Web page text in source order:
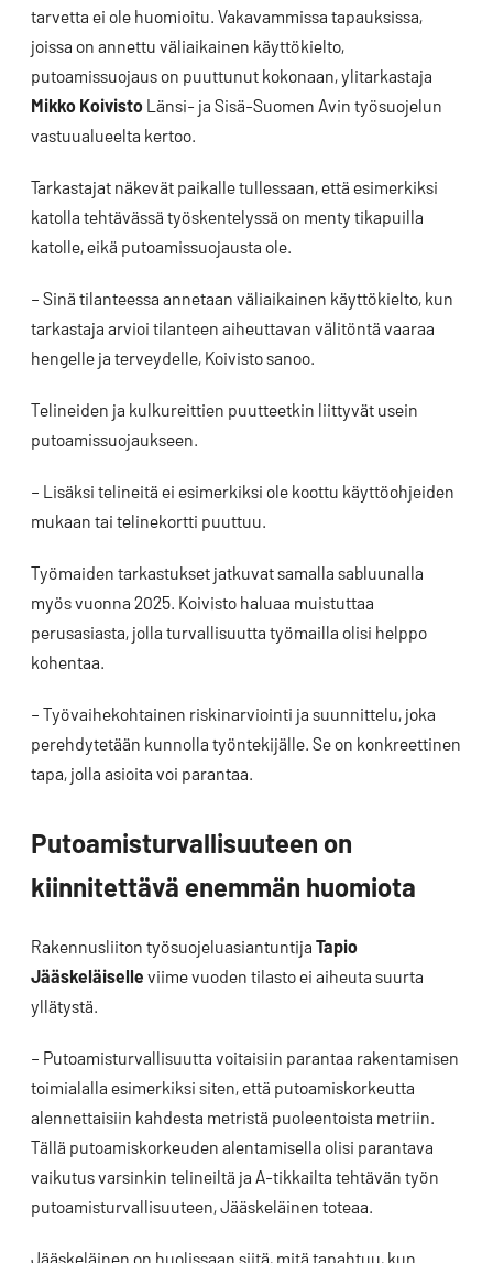
tarvetta ei ole huomioitu. Vakavammissa tapauksissa,
joissa on annettu väliaikainen käyttökielto,
putoamissuojaus on puuttunut kokonaan, ylitarkastaja
Mikko Koivisto Länsi- ja Sisä-Suomen Avin työsuojelun
vastuualueelta kertoo.
Tarkastajat näkevät paikalle tullessaan, että esimerkiksi
katolla tehtävässä työskentelyssä on menty tikapuilla
katolle, eikä putoamissuojausta ole.
– Sinä tilanteessa annetaan väliaikainen käyttökielto, kun
tarkastaja arvioi tilanteen aiheuttavan välitöntä vaaraa
hengelle ja terveydelle, Koivisto sanoo.
Telineiden ja kulkureittien puutteetkin liittyvät usein
putoamissuojaukseen.
– Lisäksi telineitä ei esimerkiksi ole koottu käyttöohjeiden
mukaan tai telinekortti puuttuu.
Työmaiden tarkastukset jatkuvat samalla sabluunalla
myös vuonna 2025. Koivisto haluaa muistuttaa
perusasiasta, jolla turvallisuutta työmailla olisi helppo
kohentaa.
– Työvaihekohtainen riskinarviointi ja suunnittelu, joka
perehdytetään kunnolla työntekijälle. Se on konkreettinen
tapa, jolla asioita voi parantaa.
Putoamisturvallisuuteen on
kiinnitettävä enemmän huomiota
Rakennusliiton työsuojeluasiantuntija Tapio
Jääskeläiselle viime vuoden tilasto ei aiheuta suurta
yllätystä.
– Putoamisturvallisuutta voitaisiin parantaa rakentamisen
toimialalla esimerkiksi siten, että putoamiskorkeutta
alennettaisiin kahdesta metristä puoleentoista metriin.
Tällä putoamiskorkeuden alentamisella olisi parantava
vaikutus varsinkin telineiltä ja A-tikkailta tehtävän työn
putoamisturvallisuuteen, Jääskeläinen toteaa.
Jääskeläinen on huolissaan siitä, mitä tapahtuu, kun